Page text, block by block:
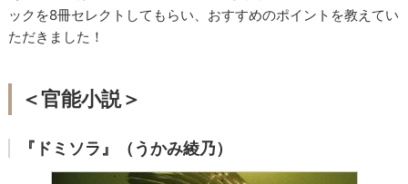
ックを8冊セレクトしてもらい、おすすめのポイントを教えてい
ただきました！
＜官能小説＞
『ドミソラ』（うかみ綾乃）